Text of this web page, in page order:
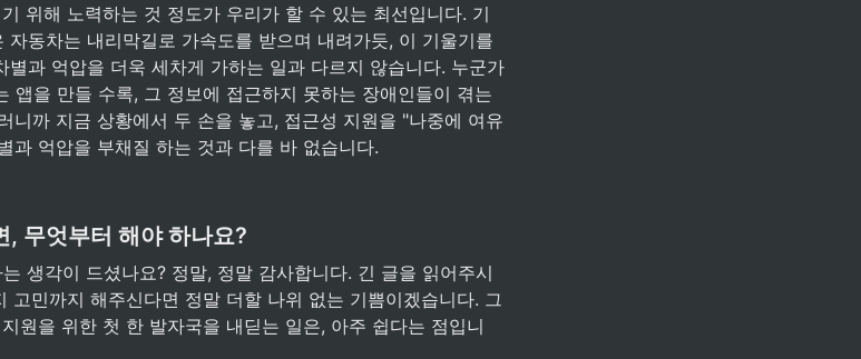
위해 노력하는 것 정도가 우리가 할 수 있는 최선입니다. 기
동차는 내리막길로 가속도를 받으며 내려가듯, 이 기울기를
별과 억압을 더욱 세차게 가하는 일과 다르지 않습니다. 누군가
앱을 만들 수록, 그 정보에 접근하지 못하는 장애인들이 겪는
니까 지금 상황에서 두 손을 놓고, 접근성 지원을 "나중에 여유
과 억압을 부채질 하는 것과 다를 바 없습니다.
, 무엇부터 해야 하나요?
생각이 드셨나요? 정말, 정말 감사합니다. 긴 글을 읽어주시
고민까지 해주신다면 정말 더할 나위 없는 기쁨이겠습니다. 그
원을 위한 첫 한 발자국을 내딛는 일은, 아주 쉽다는 점입니